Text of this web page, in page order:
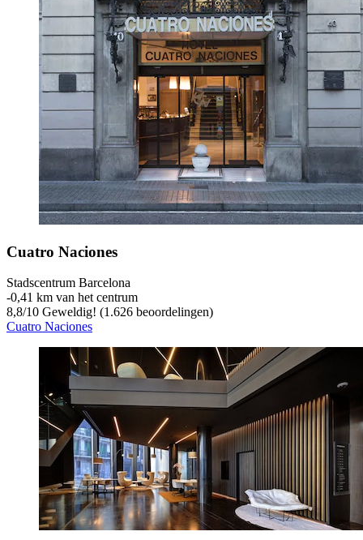
Cuatro Naciones
Stadscentrum Barcelona
‐0,41 km van het centrum
8,8/10 Geweldig! (1.626 beoordelingen)
Cuatro Naciones